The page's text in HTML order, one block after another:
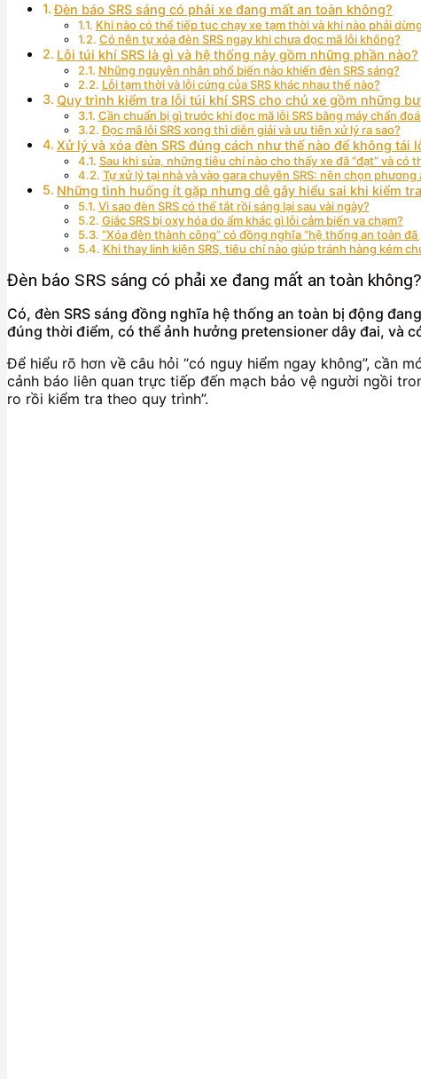
Đèn báo SRS sáng có phải xe đang mất an toàn không?
Khi nào có thể tiếp tục chạy xe tạm thời và khi nào phải
Có nên tự xóa đèn SRS ngay khi chưa đọc mã lỗi không?
Lỗi túi khí SRS là gì và hệ thống này gồm những phần nào?
Những nguyên nhân phổ biến nào khiến đèn SRS sáng?
Lỗi tạm thời và lỗi cứng của SRS khác nhau thế nào?
Quy trình kiểm tra lỗi túi khí SRS cho chủ xe gồm những
Cần chuẩn bị gì trước khi đọc mã lỗi SRS bằng máy chẩn
Đọc mã lỗi SRS xong thì diễn giải và ưu tiên xử lý ra sao?
Xử lý và xóa đèn SRS đúng cách như thế nào để không tái
Sau khi sửa, những tiêu chí nào cho thấy xe đã “đạt” và có
Tự xử lý tại nhà và vào gara chuyên SRS: nên chọn phương
Những tình huống ít gặp nhưng dễ gây hiểu sai khi kiểm
Vì sao đèn SRS có thể tắt rồi sáng lại sau vài ngày?
Giắc SRS bị oxy hóa do ẩm khác gì lỗi cảm biến va chạm?
“Xóa đèn thành công” có đồng nghĩa “hệ thống an toàn đã
Khi thay linh kiện SRS, tiêu chí nào giúp tránh hàng kém
Đèn báo SRS sáng có phải xe đang mất an toàn không?
Có, đèn SRS sáng đồng nghĩa hệ thống an toàn bị động
đúng thời điểm, có thể ảnh hưởng pretensioner dây đai, và
Để hiểu rõ hơn về câu hỏi “có nguy hiểm ngay không”, cần
cảnh báo liên quan trực tiếp đến mạch bảo vệ người ngồi
ro rồi kiểm tra theo quy trình”.